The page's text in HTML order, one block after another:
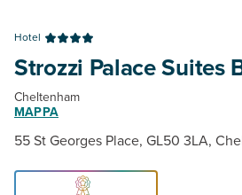
Hotel
Strozzi Palace Suites
Cheltenham
MAPPA
55 St Georges Place, GL50 3LA,